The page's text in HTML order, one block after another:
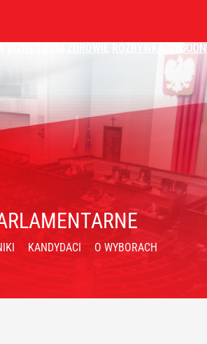
KANDYDACI O WYBORACH